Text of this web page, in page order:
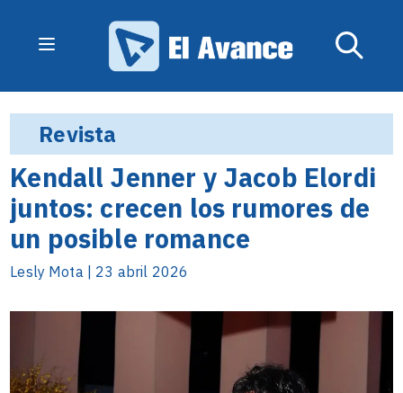
Revista
Kendall Jenner y Jacob Elordi
juntos: crecen los rumores de
un posible romance
Lesly Mota | 23 abril 2026